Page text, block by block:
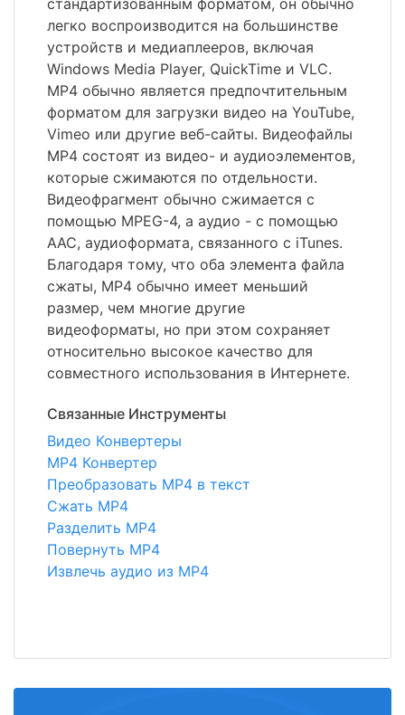
стандартизованным форматом, он обычно
легко воспроизводится на большинстве
устройств и медиаплееров, включая
Windows Media Player, QuickTime и VLC.
MP4 обычно является предпочтительным
форматом для загрузки видео на YouTube,
Vimeo или другие веб-сайты. Видеофайлы
MP4 состоят из видео- и аудиоэлементов,
которые сжимаются по отдельности.
Видеофрагмент обычно сжимается с
помощью MPEG-4, а аудио - с помощью
AAC, аудиоформата, связанного с iTunes.
Благодаря тому, что оба элемента файла
сжаты, MP4 обычно имеет меньший
размер, чем многие другие
видеоформаты, но при этом сохраняет
относительно высокое качество для
совместного использования в Интернете.
Связанные Инструменты
Видео Конвертеры
MP4 Конвертер
Преобразовать MP4 в текст
Сжать MP4
Разделить MP4
Повернуть MP4
Извлечь аудио из MP4